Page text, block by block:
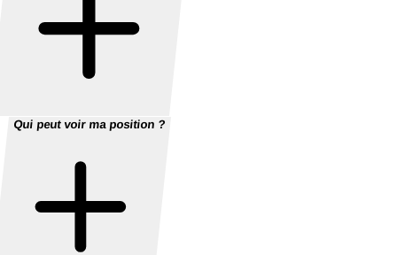
Qui peut voir ma position ?